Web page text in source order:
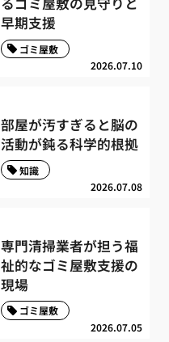
早期支援
2026.07.10
ゴミ屋敷
部屋が汚すぎると脳の
活動が鈍る科学的根拠
2026.07.08
知識
専門清掃業者が担う福
祉的なゴミ屋敷支援の
現場
2026.07.05
ゴミ屋敷